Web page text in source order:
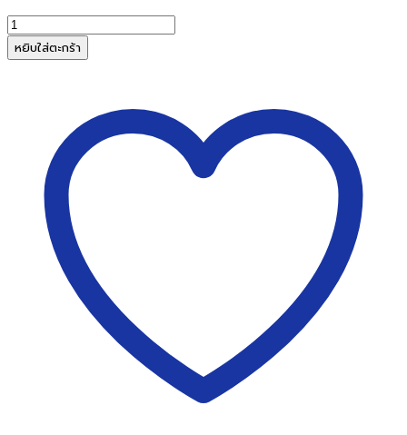
จำนวน
พลาสติก
นิรภัย
20x50M
หยิบใส่ตะกร้า